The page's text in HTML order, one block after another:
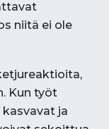
niitä ei ole
Kun työt
ja